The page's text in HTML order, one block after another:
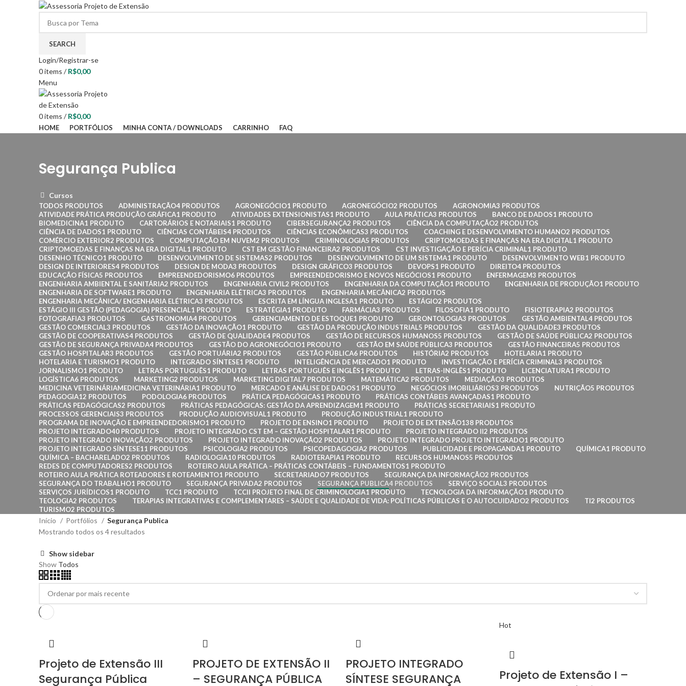
SEARCH
Login/Registrar-se
0items / R$0,00
Menu
0items / R$0,00
HOME PORTFÓLIOS MINHA CONTA / DOWNLOADS CARRINHO FAQ
Segurança Publica
Cursos
TODOS PRODUTOS ADMINISTRAÇÃO4 PRODUTOS AGRONEGÓCIO1 PRODUTO AGRONEGÓCIO2 PRODUTOS AGRONOMIA3 PRODUTOS
ATIVIDADE PRÁTICA PRODUÇÃO GRÁFICA1 PRODUTO ATIVIDADES EXTENSIONISTAS1 PRODUTO AULA PRÁTICA3 PRODUTOS BANCO DE DADOS1 PRODUTO
BIOMEDICINA1 PRODUTO CARTORÁRIOS E NOTARIAIS1 PRODUTO CIBERSEGURANÇA2 PRODUTOS CIÊNCIA DA COMPUTAÇÃO2 PRODUTOS
CIÊNCIA DE DADOS1 PRODUTO CIÊNCIAS CONTÁBEIS4 PRODUTOS CIÊNCIAS ECONÔMICAS3 PRODUTOS COACHING E DESENVOLVIMENTO HUMANO2 PRODUTOS
COMÉRCIO EXTERIOR2 PRODUTOS COMPUTAÇÃO EM NUVEM2 PRODUTOS CRIMINOLOGIA5 PRODUTOS CRIPTOMOEDAS E FINANÇAS NA ERA DIGITAL1 PRODUTO
CRIPTOMOEDAS E FINANÇAS NA ERA DIGITAL1 PRODUTO CST EM GESTÃO FINANCEIRA2 PRODUTOS CST INVESTIGAÇÃO E PERÍCIA CRIMINAL1 PRODUTO
DESENHO TÉCNICO1 PRODUTO DESENVOLVIMENTO DE SISTEMAS2 PRODUTOS DESENVOLVIMENTO DE UM SISTEMA1 PRODUTO DESENVOLVIMENTO WEB1 PRODUTO
DESIGN DE INTERIORES4 PRODUTOS DESIGN DE MODA3 PRODUTOS DESIGN GRÁFICO3 PRODUTOS DEVOPS1 PRODUTO DIREITO4 PRODUTOS
EDUCAÇÃO FÍSICA5 PRODUTOS EMPREENDEDORISMO6 PRODUTOS EMPREENDEDORISMO E NOVOS NEGÓCIOS1 PRODUTO ENFERMAGEM3 PRODUTOS
ENGENHARIA AMBIENTAL E SANITÁRIA2 PRODUTOS ENGENHARIA CIVIL2 PRODUTOS ENGENHARIA DA COMPUTAÇÃO1 PRODUTO ENGENHARIA DE PRODUÇÃO1 PRODUTO
ENGENHARIA DE SOFTWARE1 PRODUTO ENGENHARIA ELÉTRICA3 PRODUTOS ENGENHARIA MECÂNICA2 PRODUTOS
ENGENHARIA MECÂNICA/ ENGENHARIA ELÉTRICA3 PRODUTOS ESCRITA EM LÍNGUA INGLESA1 PRODUTO ESTÁGIO2 PRODUTOS
ESTÁGIO III GESTÃO (PEDAGOGIA) PRESENCIAL1 PRODUTO ESTRATÉGIA1 PRODUTO FARMÁCIA3 PRODUTOS FILOSOFIA1 PRODUTO FISIOTERAPIA2 PRODUTOS
FOTOGRAFIA3 PRODUTOS GASTRONOMIA4 PRODUTOS GERENCIAMENTO DE ESTOQUE1 PRODUTO GERONTOLOGIA3 PRODUTOS GESTÃO AMBIENTAL4 PRODUTOS
GESTÃO COMERCIAL3 PRODUTOS GESTÃO DA INOVAÇÃO1 PRODUTO GESTÃO DA PRODUÇÃO INDUSTRIAL5 PRODUTOS GESTÃO DA QUALIDADE3 PRODUTOS
GESTÃO DE COOPERATIVAS4 PRODUTOS GESTÃO DE QUALIDADE4 PRODUTOS GESTÃO DE RECURSOS HUMANOS5 PRODUTOS GESTÃO DE SAÚDE PÚBLICA2 PRODUTOS
GESTÃO DE SEGURANÇA PRIVADA4 PRODUTOS GESTÃO DO AGRONEGÓCIO1 PRODUTO GESTÃO EM SAÚDE PÚBLICA3 PRODUTOS GESTÃO FINANCEIRA5 PRODUTOS
GESTÃO HOSPITALAR3 PRODUTOS GESTÃO PORTUÁRIA2 PRODUTOS GESTÃO PÚBLICA6 PRODUTOS HISTÓRIA2 PRODUTOS HOTELARIA1 PRODUTO
HOTELARIA E TURISMO1 PRODUTO INTEGRADO SÍNTESE1 PRODUTO INTELIGÊNCIA DE MERCADO1 PRODUTO INVESTIGAÇÃO E PERÍCIA CRIMINAL3 PRODUTOS
JORNALISMO1 PRODUTO LETRAS PORTUGUÊS1 PRODUTO LETRAS PORTUGUÊS E INGLÊS1 PRODUTO LETRAS-INGLÊS1 PRODUTO LICENCIATURA1 PRODUTO
LOGÍSTICA6 PRODUTOS MARKETING2 PRODUTOS MARKETING DIGITAL7 PRODUTOS MATEMÁTICA2 PRODUTOS MEDIAÇÃO3 PRODUTOS
MEDICINA VETERINÁRIAMEDICINA VETERINÁRIA1 PRODUTO MERCADO E ANÁLISE DE DADOS1 PRODUTO NEGÓCIOS IMOBILIÁRIOS3 PRODUTOS NUTRIÇÃO5 PRODUTOS
PEDAGOGIA12 PRODUTOS PODOLOGIA6 PRODUTOS PRÁTICA PEDAGÓGICAS1 PRODUTO PRÁTICAS CONTÁBEIS AVANÇADAS1 PRODUTO
PRÁTICAS PEDAGÓGICAS2 PRODUTOS PRÁTICAS PEDAGÓGICAS: GESTÃO DA APRENDIZAGEM1 PRODUTO PRÁTICAS SECRETARIAIS1 PRODUTO
PROCESSOS GERENCIAIS3 PRODUTOS PRODUÇÃO AUDIOVISUAL1 PRODUTO PRODUÇÃO INDUSTRIAL1 PRODUTO
PROGRAMA DE INOVAÇÃO E EMPREENDEDORISMO1 PRODUTO PROJETO DE ENSINO1 PRODUTO PROJETO DE EXTENSÃO138 PRODUTOS
PROJETO INTEGRADO40 PRODUTOS PROJETO INTEGRADO CST EM – GESTÃO HOSPITALAR1 PRODUTO PROJETO INTEGRADO II2 PRODUTOS
PROJETO INTEGRADO INOVAÇÃO2 PRODUTOS PROJETO INTEGRADO INOVAÇÃO2 PRODUTOS PROJETO INTEGRADO PROJETO INTEGRADO1 PRODUTO
PROJETO INTEGRADO SÍNTESE11 PRODUTOS PSICOLOGIA2 PRODUTOS PSICOPEDAGOGIA2 PRODUTOS PUBLICIDADE E PROPAGANDA1 PRODUTO QUÍMICA1 PRODUTO
QUÍMICA – BACHARELADO2 PRODUTOS RADIOLOGIA10 PRODUTOS RADIOTERAPIA1 PRODUTO RECURSOS HUMANOS5 PRODUTOS
REDES DE COMPUTADORES2 PRODUTOS ROTEIRO AULA PRÁTICA – PRÁTICAS CONTÁBEIS – FUNDAMENTOS1 PRODUTO
ROTEIRO AULA PRÁTICA ROTEADORES E ROTEAMENTO1 PRODUTO SECRETARIADO7 PRODUTOS SEGURANÇA DA INFORMAÇÃO2 PRODUTOS
SEGURANÇA DO TRABALHO1 PRODUTO SEGURANÇA PRIVADA2 PRODUTOS SEGURANÇA PUBLICA4 PRODUTOS SERVIÇO SOCIAL3 PRODUTOS
SERVIÇOS JURÍDICOS1 PRODUTO TCC1 PRODUTO TCCII PROJETO FINAL DE CRIMINOLOGIA1 PRODUTO TECNOLOGIA DA INFORMAÇÃO1 PRODUTO
TEOLOGIA2 PRODUTOS TERAPIAS INTEGRATIVAS E COMPLEMENTARES – SAÚDE E QUALIDADE DE VIDA: POLÍTICAS PÚBLICAS E O AUTOCUIDADO2 PRODUTOS TI2 PRODUTOS
TURISMO2 PRODUTOS
Início Portfólios
Segurança Publica
Mostrando todos os 4 resultados
Show sidebar
Show Todos
Projeto de Extensão III
Segurança Pública
PROJETO DE EXTENSÃO II
– SEGURANÇA PÚBLICA
PROJETO INTEGRADO
SÍNTESE SEGURANÇA
Hot
Projeto de Extensão I –